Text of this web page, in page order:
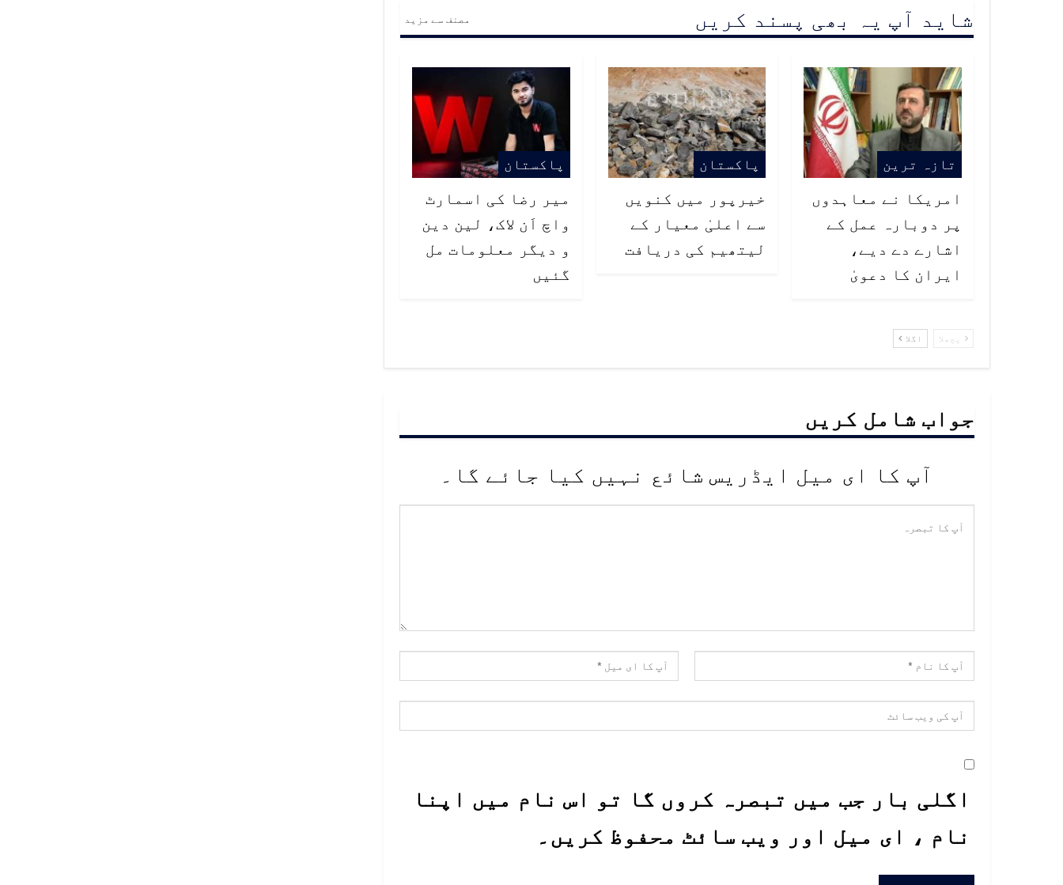
شاید آپ یہ بھی پسند کریں مصنف سے مزید
تازہ ترین
امریکا نے معاہدوں
پر دوبارہ عمل کے
اشارے دے دیے،
ایران کا دعویٰ
پاکستان
خیرپور میں کنویں
سے اعلیٰ معیار کے
لیتھیم کی دریافت
پاکستان
میر رضا کی اسمارٹ
واچ اَن لاک، لین دین
و دیگر معلومات مل
گئیں
پچھلا اگلا
جواب شامل کریں
آپ کا ای میل ایڈریس شائع نہیں کیا جائے گا۔
اگلی بار جب میں تبصرہ کروں گا تو اس نام میں اپنا
نام ، ای میل اور ویب سائٹ محفوظ کریں۔